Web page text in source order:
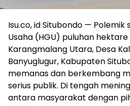
Isu.co, id Situbondo — Polemik
Usaha (HGU) puluhan
Karangmalang Utara, Desa
Banyuglugur, Kabupaten
memanas dan berkembang
serius publik. Di tengah
antara masyarakat dengan